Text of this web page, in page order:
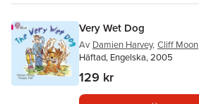
Very Wet Dog
Av Damien Harvey, Cliff Moon
Häftad, Engelska, 2005
129 kr